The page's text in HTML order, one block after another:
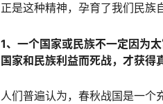
正是这种精神，孕育了我们民族
1、一个国家或民族不一定因为
国家和民族利益而死战，才获得
人们普遍认为，春秋战国是一